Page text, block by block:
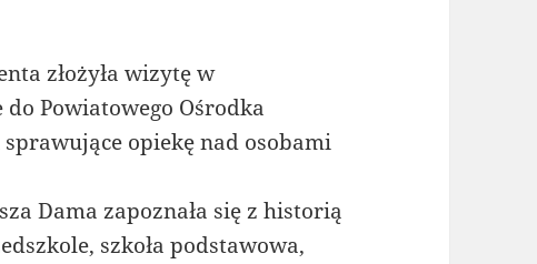
złożyła wizytę w
Powiatowego Ośrodka
opiekę nad osobami
Dama zapoznała się z historią
szkoła podstawowa,